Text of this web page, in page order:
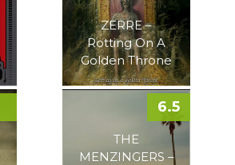
ZERRE –
Rotting On A
Golden Throne
THE
MENZINGERS –
6.5